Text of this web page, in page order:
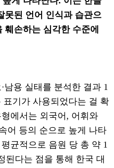
못된 언어 인식과 습관으
손하는 심각한 수준에
· 남용 실태를 분석한 결과 1
표기가 사용되었다는 걸 확
에서는 외국어 , 어휘와
어 등의 순으로 높게 나타
균적으로 음원 당 총 약 1
된다는 점을 통해 한국 대